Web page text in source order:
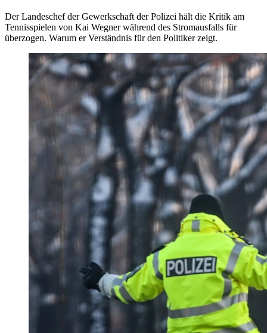
Der Landeschef der Gewerkschaft der Polizei hält die Kritik am
Tennisspielen von Kai Wegner während des Stromausfalls für
überzogen. Warum er Verständnis für den Politiker zeigt.